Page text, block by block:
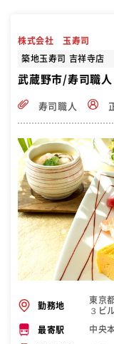
株式会社 玉寿司
築地玉寿司 吉祥寺店
武蔵野市/寿司職
寿司職人
勤務地
東京
３ビ
最寄駅 中央